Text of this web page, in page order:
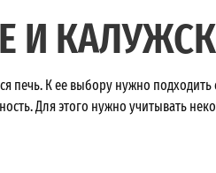
И
печь. К ее выбору нужно
Для этого нужно учитывать